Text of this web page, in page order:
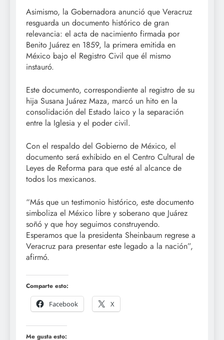
Asimismo, la Gobernadora anunció que Veracruz
resguarda un documento histórico de gran
relevancia: el acta de nacimiento firmada por
Benito Juárez en 1859, la primera emitida en
México bajo el Registro Civil que él mismo
instauró.
Este documento, correspondiente al registro de su
hija Susana Juárez Maza, marcó un hito en la
consolidación del Estado laico y la separación
entre la Iglesia y el poder civil.
Con el respaldo del Gobierno de México, el
documento será exhibido en el Centro Cultural de
Leyes de Reforma para que esté al alcance de
todos los mexicanos.
“Más que un testimonio histórico, este documento
simboliza el México libre y soberano que Juárez
soñó y que hoy seguimos construyendo.
Esperamos que la presidenta Sheinbaum regrese a
Veracruz para presentar este legado a la nación”,
afirmó.
Comparte esto:
Facebook
X
Me gusta esto: